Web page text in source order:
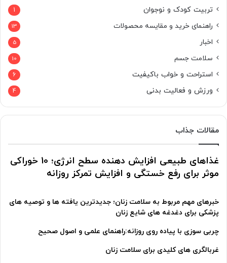
تربیت کودک و نوجوان 1
راهنمای خرید و مقایسه محصولات 13
اخبار 5
سلامت جسم 10
استراحت و خواب باکیفیت 6
ورزش و فعالیت بدنی 4
مقالات جذاب
غذاهای طبیعی افزایش دهنده سطح انرژی؛ 10 خوراکی
موثر برای رفع خستگی و افزایش تمرکز روزانه
خبرهای مهم مربوط به سلامت زنان؛ جدیدترین یافته ها و توصیه های
پزشکی برای دغدغه های شایع زنان
چربی سوزی با پیاده روی روزانه:راهنمای علمی و اصول صحیح
غربالگری های کلیدی برای سلامت زنان